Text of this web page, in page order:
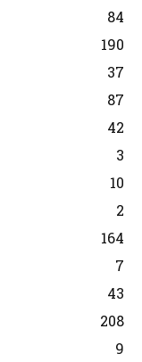
84
190
37
87
42
3
10
2
164
7
43
208
9